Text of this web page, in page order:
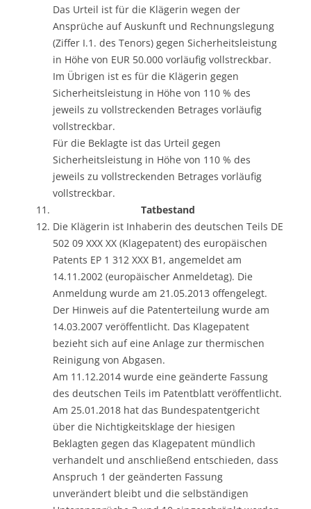
Das Urteil ist für die Klägerin wegen der
Ansprüche auf Auskunft und Rechnungslegung
(Ziffer I.1. des Tenors) gegen Sicherheitsleistung
in Höhe von EUR 50.000 vorläufig vollstreckbar.
Im Übrigen ist es für die Klägerin gegen
Sicherheitsleistung in Höhe von 110 % des
jeweils zu vollstreckenden Betrages vorläufig
vollstreckbar.
Für die Beklagte ist das Urteil gegen
Sicherheitsleistung in Höhe von 110 % des
jeweils zu vollstreckenden Betrages vorläufig
vollstreckbar.
Tatbestand
Die Klägerin ist Inhaberin des deutschen Teils DE
502 09 XXX XX (Klagepatent) des europäischen
Patents EP 1 312 XXX B1, angemeldet am
14.11.2002 (europäischer Anmeldetag). Die
Anmeldung wurde am 21.05.2013 offengelegt.
Der Hinweis auf die Patenterteilung wurde am
14.03.2007 veröffentlicht. Das Klagepatent
bezieht sich auf eine Anlage zur thermischen
Reinigung von Abgasen.
Am 11.12.2014 wurde eine geänderte Fassung
des deutschen Teils im Patentblatt veröffentlicht.
Am 25.01.2018 hat das Bundespatentgericht
über die Nichtigkeitsklage der hiesigen
Beklagten gegen das Klagepatent mündlich
verhandelt und anschließend entschieden, dass
Anspruch 1 der geänderten Fassung
unverändert bleibt und die selbständigen